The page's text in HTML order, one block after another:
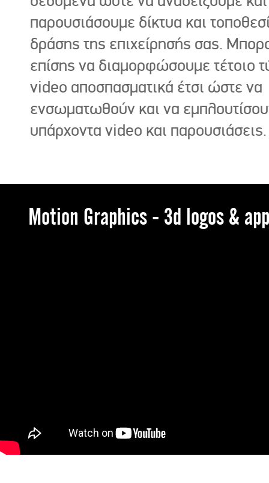
παρουσιάσουμε δίκτυα και
δράσης της επιχείρησής σας.
επίσης να διαμορφώσουμε τέτοιο
video αποσπασματικά έτσι ώστε να
ενσωματωθούν και να
υπάρχοντα video και παρουσιάσεις.
Motion Graphics - 3d logos &